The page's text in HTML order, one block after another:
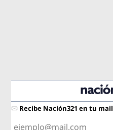
Recibe Nación321 en tu mail